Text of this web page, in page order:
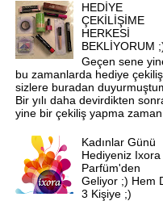
HEDİYE
ÇEKİLİŞİME
HERKESİ
BEKLİYORUM
Geçen sene
bu zamanlarda hediye
sizlere buradan
Bir yılı daha devirdikten
yine bir çekiliş yapma
Kadınlar Günü
Hediyeniz Ixora
Parfüm'den
Geliyor ;) Hem
3 Kişiye ;)